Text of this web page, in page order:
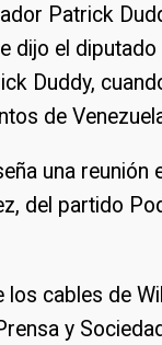
Patrick
dijo el
Duddy,
de
una reunión
del partido
cables de
y